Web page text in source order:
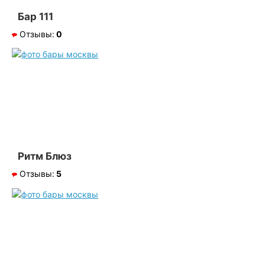
Бар 111
Отзывы: 0
Ритм Блюз
Отзывы: 5